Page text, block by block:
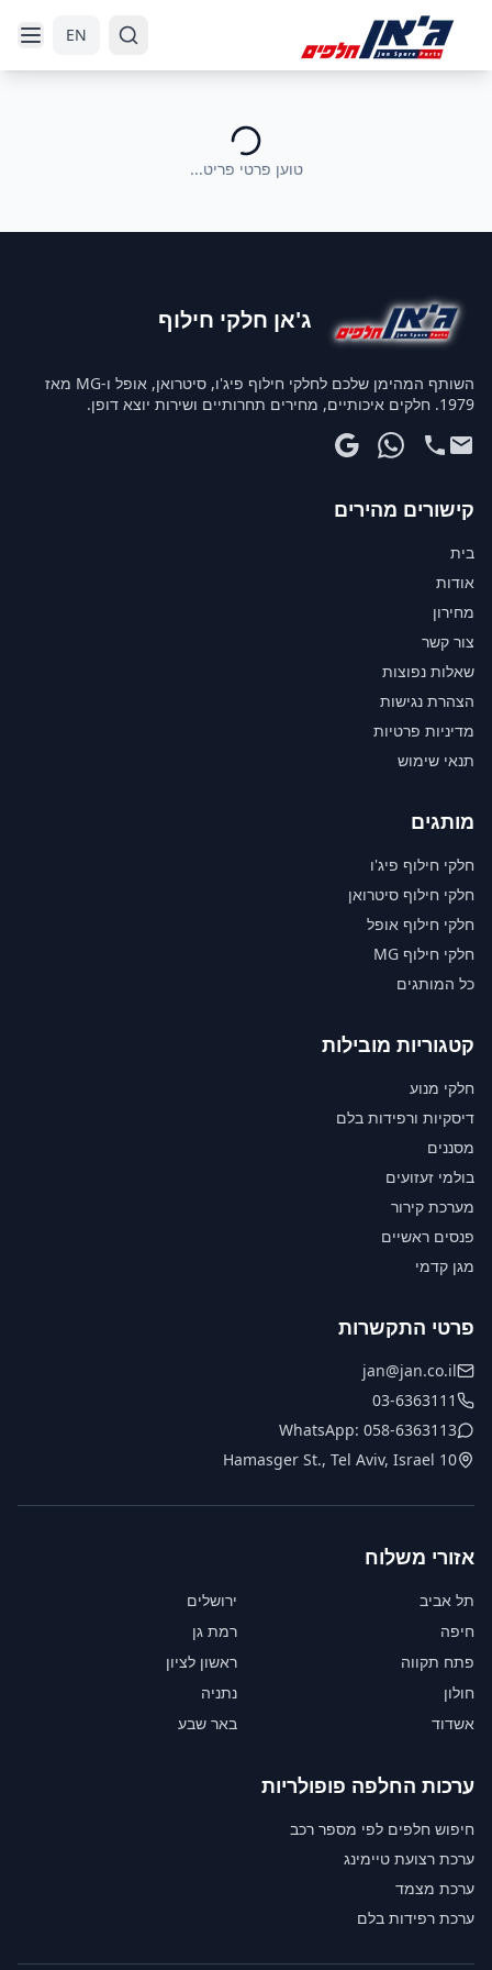
EN
טוען פרטי פריט...
ג'אן חלקי חילוף
השותף המהימן שלכם לחלקי חילוף פיג'ו, סיטרואן, אופל ו-MG מאז
1979. חלקים איכותיים, מחירים תחרותיים ושירות יוצא דופן.
קישורים מהירים
בית
אודות
מחירון
צור קשר
שאלות נפוצות
הצהרת נגישות
מדיניות פרטיות
תנאי שימוש
מותגים
חלקי חילוף פיג'ו
חלקי חילוף סיטרואן
חלקי חילוף אופל
חלקי חילוף MG
כל המותגים
קטגוריות מובילות
חלקי מנוע
דיסקיות ורפידות בלם
מסננים
בולמי זעזועים
מערכת קירור
פנסים ראשיים
מגן קדמי
פרטי התקשרות
jan@jan.co.il
03-6363111
WhatsApp: 058-6363113
10 Hamasger St., Tel Aviv, Israel
אזורי משלוח
תל אביב
ירושלים
חיפה
רמת גן
פתח תקווה
ראשון לציון
חולון
נתניה
אשדוד
באר שבע
ערכות החלפה פופולריות
חיפוש חלפים לפי מספר רכב
ערכת רצועת טיימינג
ערכת מצמד
ערכת רפידות בלם